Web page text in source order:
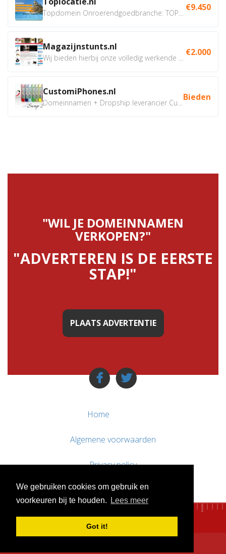
We gebruiken cookies om gebruik en
voorkeuren bij te houden.
Lees meer
Got it!
€9.450
Magazijnstunts.nl €2.000
CustomiPhones.nl Bieden
"WIL JE DOMEINNAMEN
VERKOPEN?"
"ADVERTEREN IS DE EERSTE
STAP!"
PLAATS ADVERTENTIE
Home
Algemene voorwaarden
Privacy policy
Contact / Support